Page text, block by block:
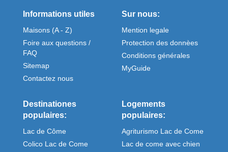
Informations utiles
Maisons (A - Z)
Foire aux questions /
FAQ
Sitemap
Contactez nous
Sur nous:
Mention legale
Protection des donnèes
Conditions générales
MyGuide
Destinationes
populaires:
Lac de Côme
Colico Lac de Come
Logements
populaires:
Agriturismo Lac de Come
Lac de come avec chien